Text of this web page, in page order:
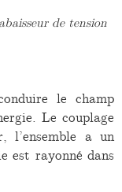
de tension
le champ
Le couplage
l’ensemble a un
est rayonné dans